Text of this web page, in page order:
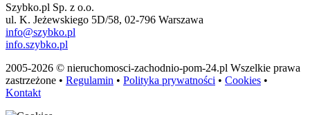
Szybko.pl Sp. z o.o.
ul. K. Jeżewskiego 5D/58, 02-796 Warszawa
info@szybko.pl
info.szybko.pl
2005-2026 © nieruchomosci-zachodnio-pom-24.pl Wszelkie prawa
zastrzeżone • Regulamin • Polityka prywatności • Cookies •
Kontakt